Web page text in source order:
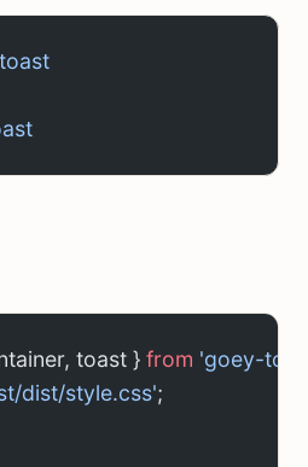
toast } from 'goey-
dist/style.css';